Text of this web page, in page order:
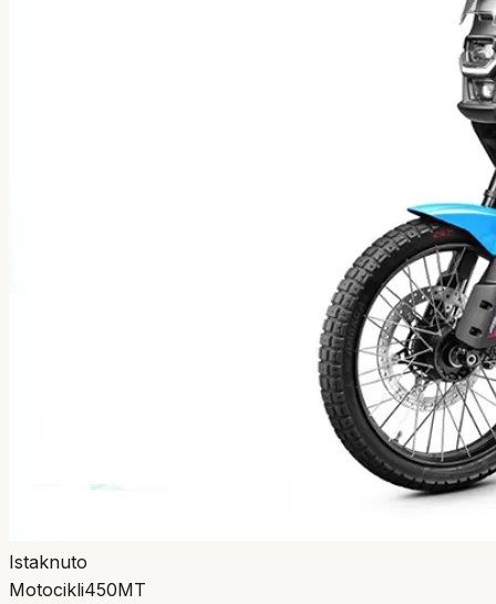
Istaknuto
Motocikli450MT